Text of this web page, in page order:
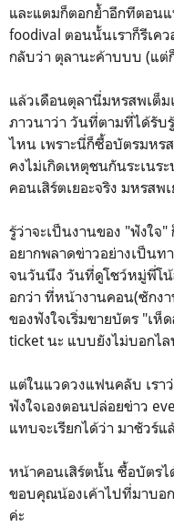
และแตมก็ตอกย้ำอีกทีตอนแ
foodival ตอนนั้นเราก็รีเค
กลับว่า ตุลานะค้าบบบ (แต่
แล้วเดือนตุลานี่มหรสพเต็
ภาวนาว่า วันที่ตามที่ได้รับ
ไหน เพราะนี่ก็ซื้อบัตรมห
คงไม่เกิดเหตุชนกันระเน
คอนเสิร์ตเยอะจริง มหรสพเ
รู้ว่าจะเป็นงานของ "ฟังใจ"
อยากพลาดข่าวอย่างเป็นท
จนวันนึง วันที่ดูโชว์หมู่พี่โ
อกว่า ที่หน้างานคอน(ซักง
ของฟังใจเริ่มขายบัตร "เ
ticket นะ แบบยังไม่บอกไ
แต่ในแวดวงแฟนคลับ เรา
ฟังใจเองตอนปล่อยข่าว
แทบจะเรียกได้ว่า มาชัวร์แ
หน้าคอนเสิร์ตนั้น ซื้อบัตรไ
ขอบคุณน้องเค้าไปที่มาบอก
ค่ะ